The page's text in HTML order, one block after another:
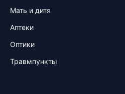
Мать и дитя
Аптеки
Оптики
Травмпункты